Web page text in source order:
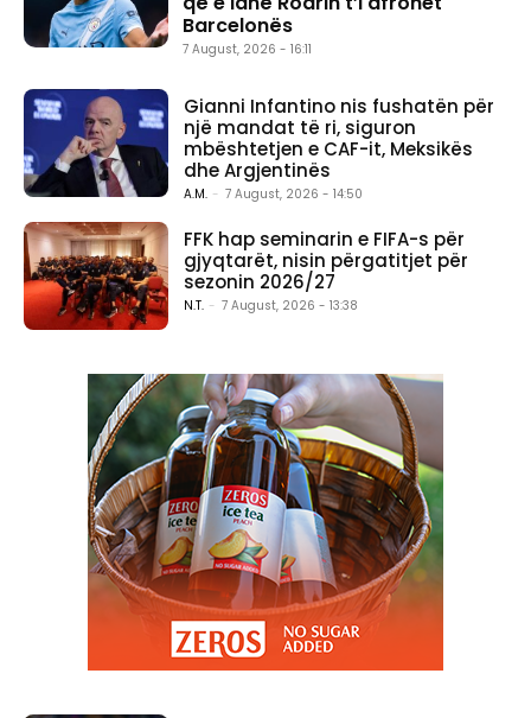
Barcelonës
7 August, 2026 - 16:11
Gianni Infantino nis fushatën për
një mandat të ri, siguron
mbështetjen e CAF-it, Meksikës
dhe Argjentinës
A.M. - 7 August, 2026 - 14:50
FFK hap seminarin e FIFA-s për
gjyqtarët, nisin përgatitjet për
sezonin 2026/27
N.T. - 7 August, 2026 - 13:38